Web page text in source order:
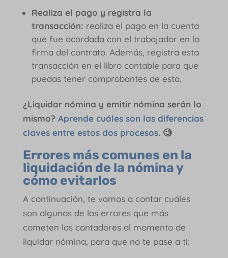
Realiza el pago y registra la
transacción: realiza el pago en la cuenta
que fue acordada con el trabajador en la
firma del contrato. Además, registra esta
transacción en el libro contable para que
puedas tener comprobantes de esta.
¿Liquidar nómina y emitir nómina serán lo
mismo? Aprende cuáles son las diferencias
claves entre estos dos procesos. 🧐
Errores más comunes en la
liquidación de la nómina y
cómo evitarlos
A continuación, te vamos a contar cuáles
son algunos de los errores que más
cometen los contadores al momento de
liquidar nómina, para que no te pase a ti: